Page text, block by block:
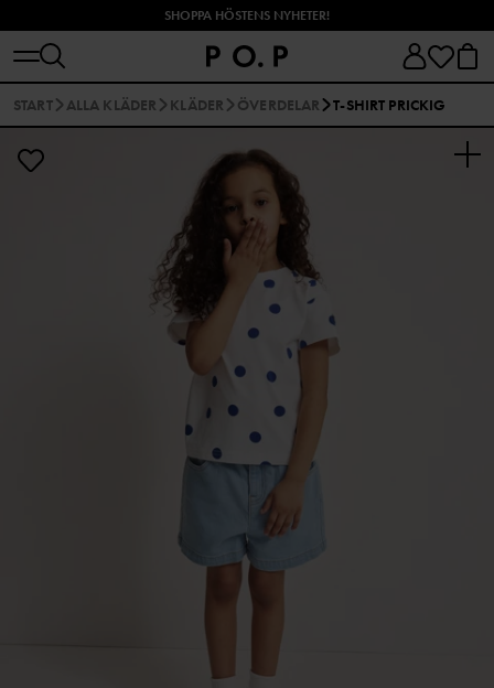
SHOPPA HÖSTENS NYHETER!
START ALLA KLÄDER KLÄDER ÖVERDELAR T-SHIRT PRICKIG